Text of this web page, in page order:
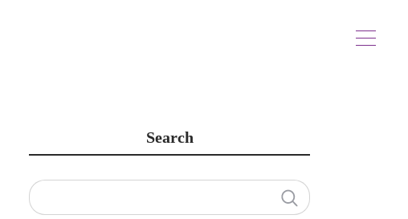
Search